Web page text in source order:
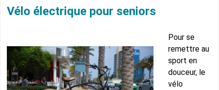
Vélo électrique pour seniors
Pour se
remettre au
sport en
douceur, le
vélo